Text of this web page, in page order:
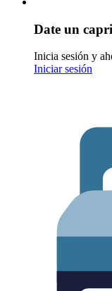
Date un
Inicia sesión y
Iniciar sesión